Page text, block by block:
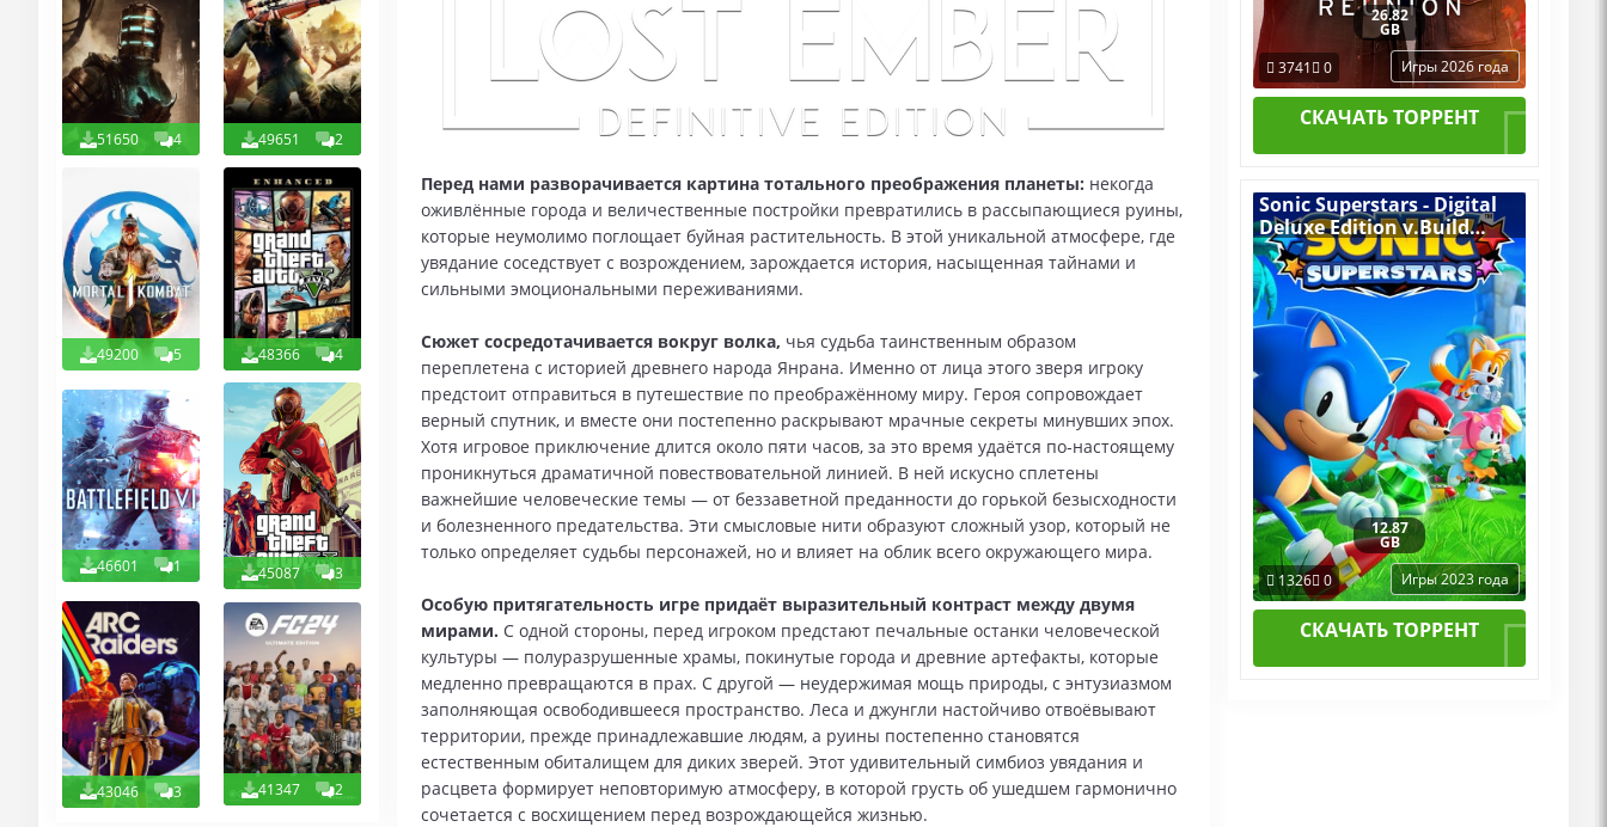
51650 4 49651 2
49200 5 48366 4
46601 1 45087 3
43046 3 41347 2
Перед нами разворачивается картина тотального преображения планеты: некогда
оживлённые города и величественные постройки превратились в рассыпающиеся руины,
которые неумолимо поглощает буйная растительность. В этой уникальной атмосфере, где
увядание соседствует с возрождением, зарождается история, насыщенная тайнами и
сильными эмоциональными переживаниями.
Сюжет сосредотачивается вокруг волка, чья судьба таинственным образом
переплетена с историей древнего народа Янрана. Именно от лица этого зверя игроку
предстоит отправиться в путешествие по преображённому миру. Героя сопровождает
верный спутник, и вместе они постепенно раскрывают мрачные секреты минувших эпох.
Хотя игровое приключение длится около пяти часов, за это время удаётся по‑настоящему
проникнуться драматичной повествовательной линией. В ней искусно сплетены
важнейшие человеческие темы — от беззаветной преданности до горькой безысходности
и болезненного предательства. Эти смысловые нити образуют сложный узор, который не
только определяет судьбы персонажей, но и влияет на облик всего окружающего мира.
Особую притягательность игре придаёт выразительный контраст между двумя
мирами. С одной стороны, перед игроком предстают печальные останки человеческой
культуры — полуразрушенные храмы, покинутые города и древние артефакты, которые
медленно превращаются в прах. С другой — неудержимая мощь природы, с энтузиазмом
заполняющая освободившееся пространство. Леса и джунгли настойчиво отвоёвывают
территории, прежде принадлежавшие людям, а руины постепенно становятся
естественным обиталищем для диких зверей. Этот удивительный симбиоз увядания и
расцвета формирует неповторимую атмосферу, в которой грусть об ушедшем гармонично
сочетается с восхищением перед возрождающейся жизнью.
26.82
GB
3741
0 Игры 2026 года
СКАЧАТЬ ТОРРЕНТ
Sonic Superstars - Digital
Deluxe Edition v.Build
20280032 [RUS|ENG] (2023)
PC Пиратка Portable + All
DLCs
12.87
GB
1326 0 Игры 2023 года
СКАЧАТЬ ТОРРЕНТ